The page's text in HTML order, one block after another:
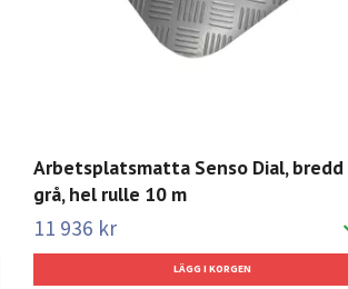
Arbetsplatsmatta Senso Dial, bredd
grå, hel rulle 10 m
11 936 kr